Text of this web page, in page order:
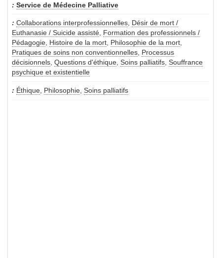
Service de Médecine Palliative
Collaborations interprofessionnelles, Désir de mort /
Euthanasie / Suicide assisté, Formation des professionnels /
Pédagogie, Histoire de la mort, Philosophie de la mort,
Pratiques de soins non conventionnelles, Processus
décisionnels, Questions d'éthique, Soins palliatifs, Souffrance
psychique et existentielle
Éthique, Philosophie, Soins palliatifs